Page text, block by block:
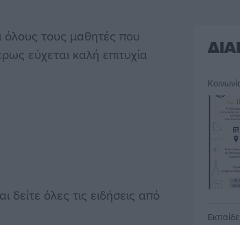
όλους τους μαθητές που
εύχεται καλή επιτυχία
δείτε όλες τις ειδήσεις από